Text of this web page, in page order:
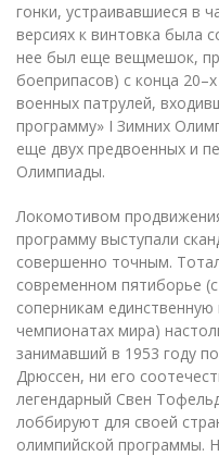
гонки, устраивавшиеся в
версиях к винтовка была
нее был еще вещмешок,
боеприпасов) с конца
военных патрулей,
программу» I Зимних
еще двух предвоенных и
Олимпиады.
Локомотивом
программу выступали
совершенно точным.
современном пятиборье
соперникам
чемпионатах мира)
занимавший в 1953 году
Дрюссен, ни его
легендарный Свен
лоббируют для своей
олимпийской программы.